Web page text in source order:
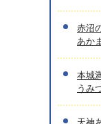
赤沼
あか
本城
うみ